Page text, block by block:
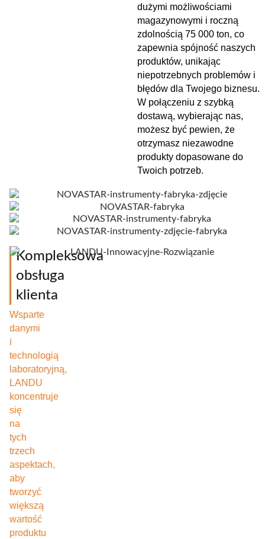
dużymi możliwościami
magazynowymi i roczną
zdolnością 75 000 ton, co
zapewnia spójność naszych
produktów, unikając
niepotrzebnych problemów i
błędów dla Twojego biznesu.
W połączeniu z szybką
dostawą, wybierając nas,
możesz być pewien, że
otrzymasz niezawodne
produkty dopasowane do
Twoich potrzeb.
Kompleksowa
obsługa
klienta
Wsparte
danymi
i
technologią
laboratoryjną,
LANDU
koncentruje
się
na
tych
trzech
aspektach,
aby
tworzyć
większą
wartość
produktu